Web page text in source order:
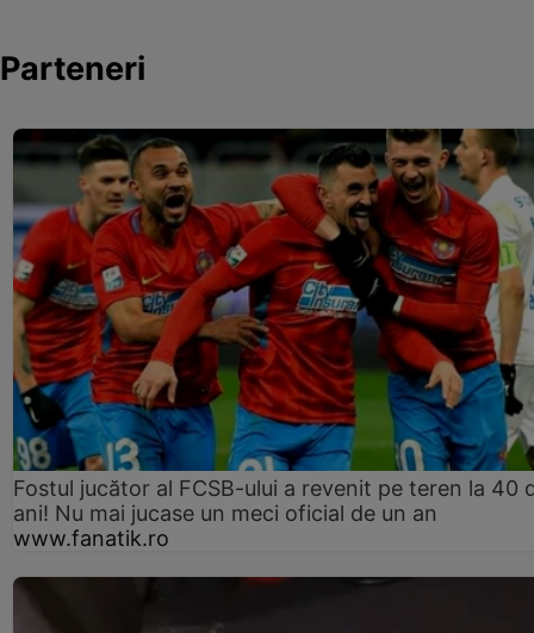
Parteneri
Fostul jucător al FCSB-ului a revenit pe teren la 40
ani! Nu mai jucase un meci oficial de un an
www.fanatik.ro